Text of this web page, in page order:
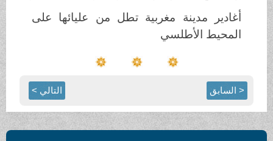
أغادير مدينة مغربية تطل من عليائها على
المحيط الأطلسي
< السابق التالي >